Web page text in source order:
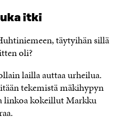
itki
täytyihän sillä
oli?
lailla auttaa urheilua.
tekemistä mäkihypyn
linkoa kokeillut Markku